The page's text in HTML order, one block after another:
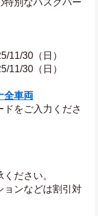
11/30（日）
11/30（日）
全車両
ドをご入力くださ
ださい。
ョンなどは割引対